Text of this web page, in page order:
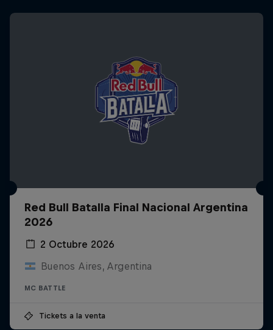
Red Bull Batalla Final Nacional Argentina
2026
2 Octubre 2026
Buenos Aires, Argentina
MC BATTLE
Tickets a la venta